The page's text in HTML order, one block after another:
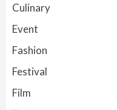
Culinary
Event
Fashion
Festival
Film